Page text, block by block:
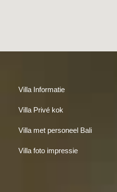
Villa Informatie
Villa Privé kok
Villa met personeel Bali
Villa foto impressie